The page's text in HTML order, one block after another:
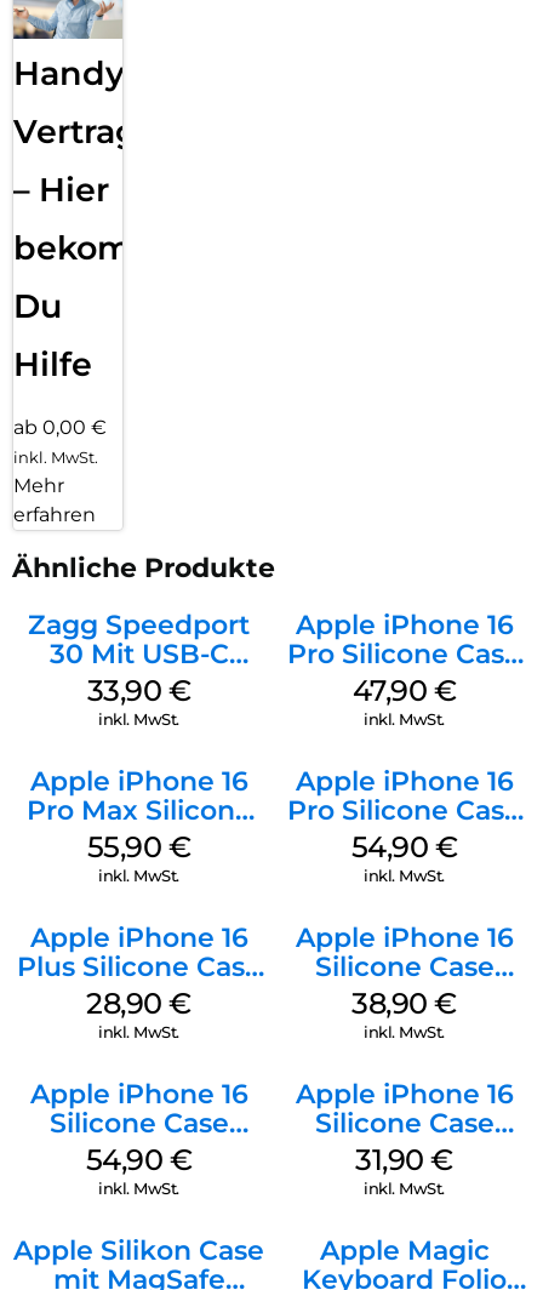
Handy
Vertragsabwicklung
– Hier
bekommst
Du
Hilfe
ab 0,00 €
inkl. MwSt.
Mehr
erfahren
Ähnliche Produkte
Zagg Speedport
30 Mit USB-C
Kabel Weiß
33,90 €
inkl. MwSt.
Apple iPhone 16
Pro Silicone Case
MagSafe Denim
47,90 €
inkl. MwSt.
Apple iPhone 16
Pro Max Silicone
Case MagSafe
Stone Gray
55,90 €
inkl. MwSt.
Apple iPhone 16
Pro Silicone Case
MagSafe Black
54,90 €
inkl. MwSt.
Apple iPhone 16
Plus Silicone Case
MagSafe Black
28,90€
inkl. MwSt.
Apple iPhone 16
Silicone Case
MagSafe
Ultramarine
38,90€
inkl. MwSt.
Apple iPhone 16
Silicone Case
MagSafe Lake
Green
54,90 €
inkl. MwSt.
Apple iPhone 16
Silicone Case
MagSafe Fuchsia
31,90€
inkl. MwSt.
Apple Silikon Case
mit MagSafe
Apple Magic
Keyboard Folio